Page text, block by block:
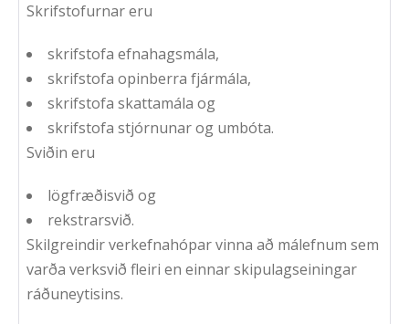
Skrifstofurnar eru
skrifstofa efnahagsmála,
skrifstofa opinberra fjármála,
skrifstofa skattamála og
skrifstofa stjórnunar og umbóta.
Sviðin eru
lögfræðisvið og
rekstrarsvið.
Skilgreindir verkefnahópar vinna að málefnum sem
varða verksvið fleiri en einnar skipulagseiningar
ráðuneytisins.